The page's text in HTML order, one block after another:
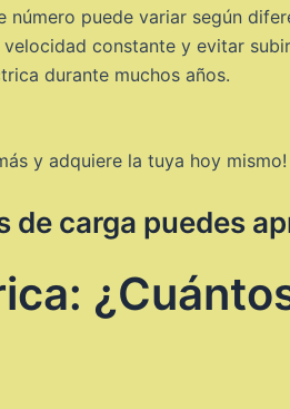
puede variar según
constante y evitar
durante muchos años.
y adquiere la tuya hoy mismo!
carga puedes